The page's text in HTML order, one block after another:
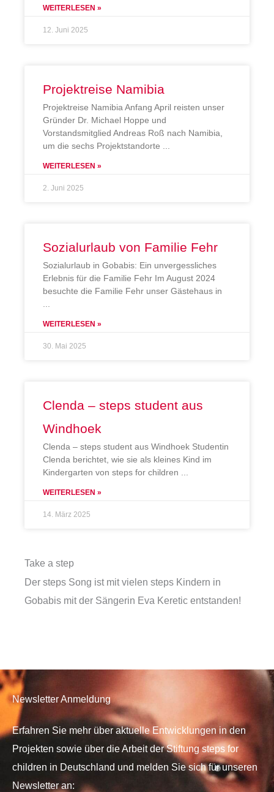
WEITERLESEN »
12. Juni 2025
Projektreise Namibia
Projektreise Namibia Anfang April reisten unser
Gründer Dr. Michael Hoppe und
Vorstandsmitglied Andreas Roß nach Namibia,
um die sechs Projektstandorte
WEITERLESEN »
2. Juni 2025
Sozialurlaub von Familie Fehr
Sozialurlaub in Gobabis: Ein unvergessliches
Erlebnis für die Familie Fehr Im August 2024
besuchte die Familie Fehr unser Gästehaus in
WEITERLESEN »
30. Mai 2025
Clenda – steps student aus
Windhoek
Clenda – steps student aus Windhoek Studentin
Clenda berichtet, wie sie als kleines Kind im
Kindergarten von steps for children
WEITERLESEN »
14. März 2025
Take a step
Der steps Song ist mit vielen steps Kindern in
Gobabis mit der Sängerin Eva Keretic entstanden!
Newsletter Anmeldung
Erfahren Sie mehr über aktuelle Entwicklungen in den
Projekten sowie über die Arbeit der Stiftung steps for
children in Deutschland und melden Sie sich für unseren
Newsletter an: